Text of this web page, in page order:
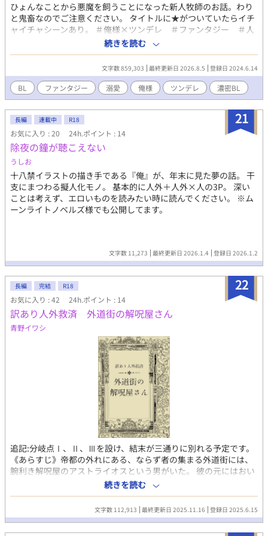
ひょんなことから悪魔を飼うことになった新人牧師のお話。わり
と鬼畜なのでご注意ください。 タイトルに★がついていたらイチ
ャイチャシーンあり。 ＃俺様×ツンデレ ＃ファンタジー ＃人
外×人間 ※他サイトにて連載中の作品ですが、こちらへ順番に移
行していきます ※誤字脱字の修正を行ってます ※早く続きが読み
続きを読む
文字数 859,303 最終更新日 2026.8.5 登録日 2024.6.14
BL ファンタジー 溺愛 俺様 ツンデレ 濃密BL
21
長編 連載中 R18
お気に入り : 20 24h.ポイント : 14
除夜の鐘が聴こえない
うしお
十八禁イラストの描き手である『俺』が、年末に見た夢の話。 干
支にまつわる擬人化モノ。 基本的に人外＋人外×人の3P。 深い
ことは考えず、エロいものを読みたい時に読んでください。 ※ム
ーンライトノベルズ様でも公開してます。
文字数 11,273 最終更新日 2026.1.4 登録日 2026.1.2
22
長編 完結 R18
お気に入り : 42 24h.ポイント : 14
訳あり人外救済 外道街の解呪屋さん
青野イワシ
追記:分岐点Ⅰ、Ⅱ、Ⅲを設け、結末が三通りに別れる予定です。
《あらすじ》帝都の外れにある、ならず者の集まる外道街には、
腕利き解呪屋のアストライオスという男がいた。 彼の元にはおい
それと他人に話せない呪いにかかった者が訪れるという。 その中
には人間以外の客もいるようで── という、困ったガチムチ人外
お助け人外×人間下ネタファンタジーです。 異なる種族のガチム
チ人外が複数登場する予定です。
続きを読む
文字数 112,913 最終更新日 2025.11.16 登録日 2025.6.15